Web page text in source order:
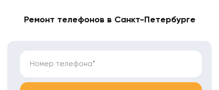
Ремонт телефонов в Санкт-Петербурге
Номер телефона*